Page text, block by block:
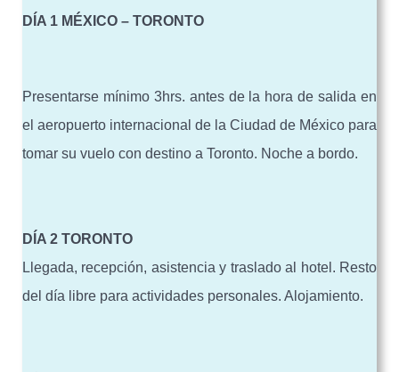
DÍA 1 MÉXICO – TORONTO
Presentarse mínimo 3hrs. antes de la hora de salida en
el aeropuerto internacional de la Ciudad de México para
tomar su vuelo con destino a Toronto. Noche a bordo.
DÍA 2 TORONTO
Llegada, recepción, asistencia y traslado al hotel. Resto
del día libre para actividades personales. Alojamiento.